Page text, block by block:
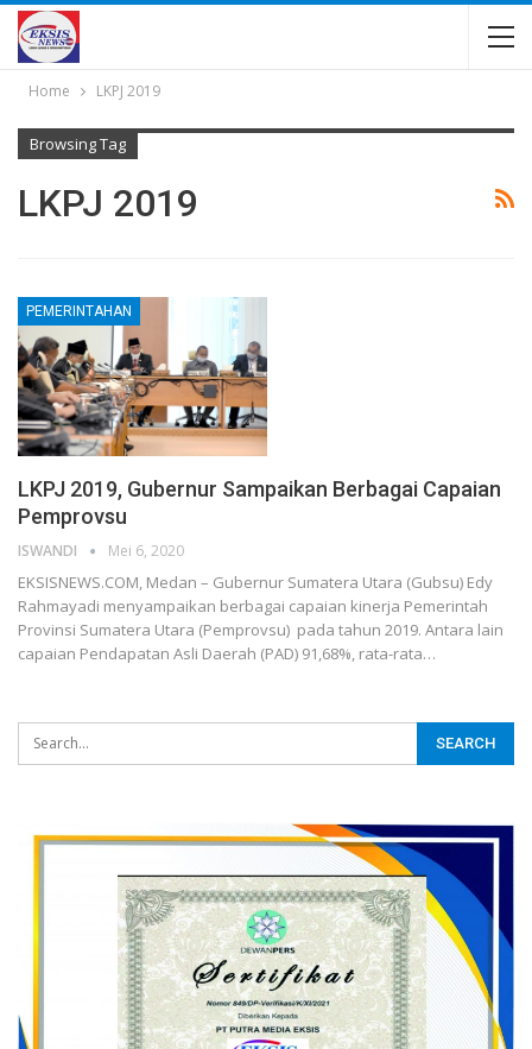
Home LKPJ 2019
Browsing Tag
LKPJ 2019
PEMERINTAHAN
LKPJ 2019, Gubernur Sampaikan Berbagai Capaian
Pemprovsu
ISWANDI Mei 6, 2020
EKSISNEWS.COM, Medan – Gubernur Sumatera Utara (Gubsu) Edy
Rahmayadi menyampaikan berbagai capaian kinerja Pemerintah
Provinsi Sumatera Utara (Pemprovsu) pada tahun 2019. Antara lain
capaian Pendapatan Asli Daerah (PAD) 91,68%, rata-rata…